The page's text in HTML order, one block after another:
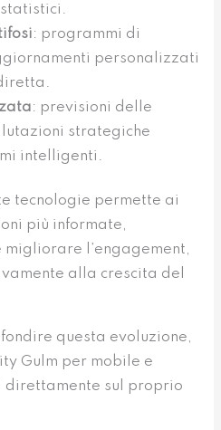
: programmi di
personalizzati
: previsioni delle
strategiche
intelligenti.
tecnologie permette ai
più informate,
l’engagement,
alla crescita del
questa evoluzione,
Gulm per mobile e
direttamente sul proprio